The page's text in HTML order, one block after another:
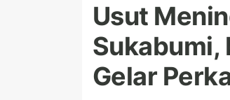
Usut
Sukabumi,
Gelar